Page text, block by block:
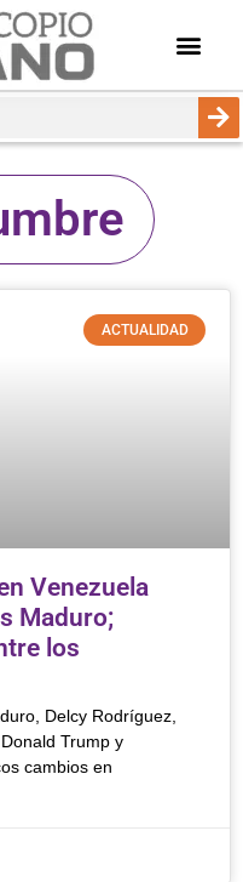
ACTUALIDAD
Venezuela
Maduro;
los
Delcy Rodríguez,
Trump y
cambios en